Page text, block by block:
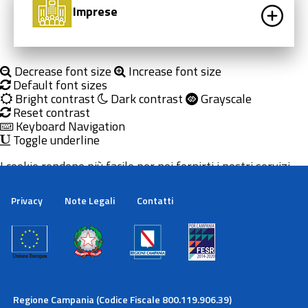
Imprese
Decrease font size Increase font size
Default font sizes
Bright contrast Dark contrast Grayscale
Reset contrast
Keyboard Navigation
Toggle underline
Privacy Note Legali Contatti
Regione Campania (Codice Fiscale 800.119.906.39)
I cookie rendono più facile per noi fornirti i nostri servizi.
cookie.
Maggiori informazioni